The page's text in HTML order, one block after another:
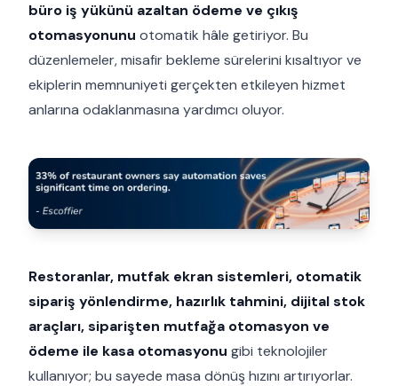
büro iş yükünü azaltan ödeme ve çıkış
otomasyonunu otomatik hâle getiriyor. Bu
düzenlemeler, misafir bekleme sürelerini kısaltıyor ve
ekiplerin memnuniyeti gerçekten etkileyen hizmet
anlarına odaklanmasına yardımcı oluyor.
Restoranlar, mutfak ekran sistemleri, otomatik
sipariş yönlendirme, hazırlık tahmini, dijital stok
araçları, siparişten mutfağa otomasyon ve
ödeme ile kasa otomasyonu gibi teknolojiler
kullanıyor; bu sayede masa dönüş hızını artırıyorlar.